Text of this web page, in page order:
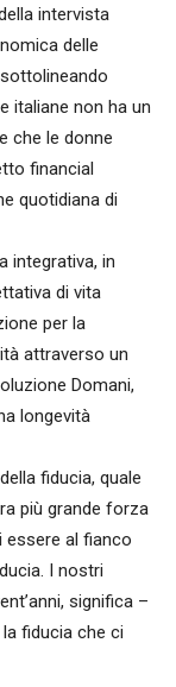
intervista
delle
italiane non ha un
che le donne
financial
quotidiana di
integrativa, in
di vita
per la
attraverso un
Domani,
longevità
fiducia, quale
più grande forza
essere al fianco
I nostri
significa –
fiducia che ci